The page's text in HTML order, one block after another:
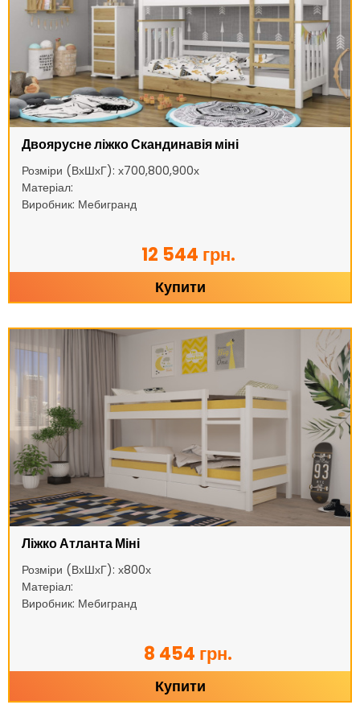
Двоярусне ліжко Скандинавія міні
Розміри (ВхШхГ): х700,800,900х
Матеріал:
Виробник: Мебигранд
12 544 грн.
Купити
Ліжко Атланта Міні
Розміри (ВхШхГ): х800х
Матеріал:
Виробник: Мебигранд
8 454 грн.
Купити